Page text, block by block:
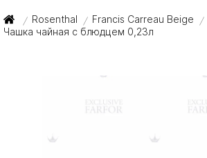
/ Rosenthal / Francis Carreau Beige /
Чашка чайная с блюдцем 0,23л